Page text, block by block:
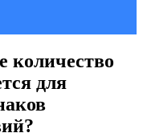
количество
для